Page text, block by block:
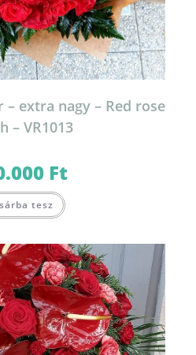
extra nagy – Red rose
– VR1013
Ft
tesz